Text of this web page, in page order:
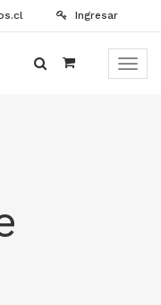
Ingresar
Menú